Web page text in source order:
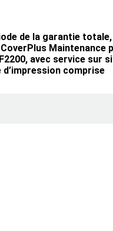
de la garantie
Maintenance
avec service sur
d’impression comprise